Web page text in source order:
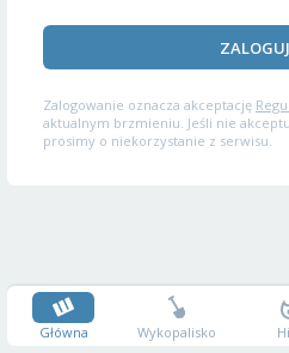
Zalogowanie oznacza akceptację
aktualnym brzmieniu. Jeśli nie
prosimy o niekorzystanie z serwisu.
Główna Wykopalisko